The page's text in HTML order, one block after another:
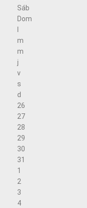
Sáb
Dom
m
m
j
v
s
d
26
27
28
29
30
31
1
2
3
4